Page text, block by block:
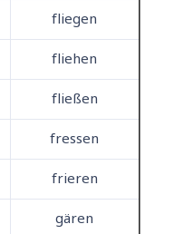
fliegen
fliehen
fließen
fressen
frieren
gären